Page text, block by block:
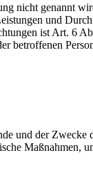
nicht genannt
und
ist Art. 6
betroffenen
und der Zwecke
Maßnahmen,